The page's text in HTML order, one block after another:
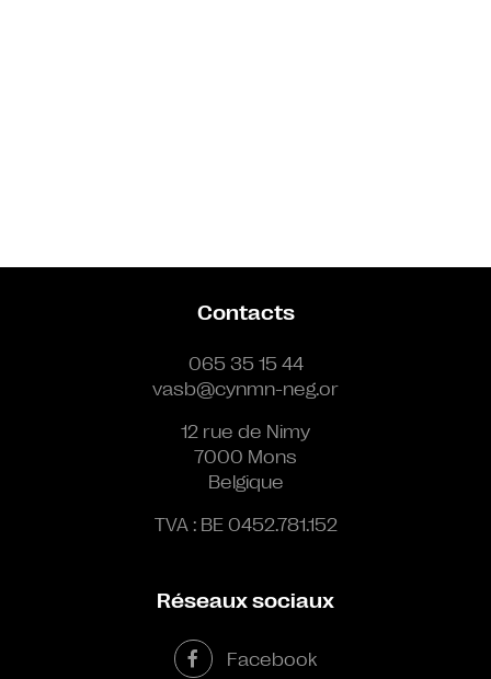
Contacts
065 35 15 44
vasb@cynmn-neg.or
12 rue de Nimy
7000 Mons
Belgique
TVA : BE 0452.781.152
Réseaux sociaux
Facebook